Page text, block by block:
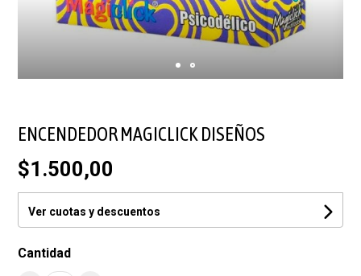
ENCENDEDOR MAGICLICK DISEÑOS
$1.500,00
Ver cuotas y descuentos
Cantidad